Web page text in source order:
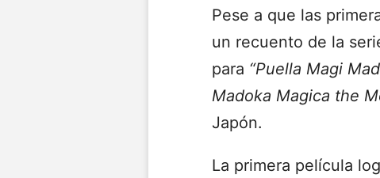
Pese a que las
un recuento de la
para “Puella Magi
Madoka Magica the
Japón.
La primera película